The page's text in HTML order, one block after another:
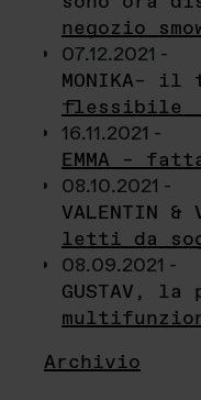
negozio
07.12.2021 -
MONIKA–
flessibile
16.11.2021 -
EMMA –
08.10.2021 -
VALENTIN &
letti da
08.09.2021 -
GUSTAV, la
Archivio